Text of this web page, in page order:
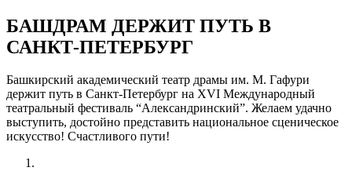
БАШДРАМ ДЕРЖИТ ПУТЬ В
САНКТ-ПЕТЕРБУРГ
Башкирский академический театр драмы им. М. Гафури
держит путь в Санкт-Петербург на XVI Международный
театральный фестиваль “Александринский”. Желаем удачно
выступить, достойно представить национальное сценическое
искусство! Счастливого пути!